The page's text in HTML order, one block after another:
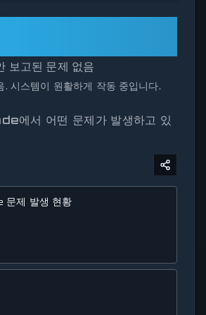
최신 정보를 제공합니다.
보고된 문제 없음
. 시스템이 원활하게 작동 중입니다.
서 어떤 문제가 발생하고 있
문제 발생 현황